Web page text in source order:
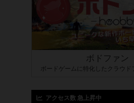
ボドファン
ボードゲームに特化したクラウド
アクセス数 急上昇中